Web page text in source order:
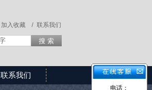
联系我们
加入收藏 /
联系我们
电话：